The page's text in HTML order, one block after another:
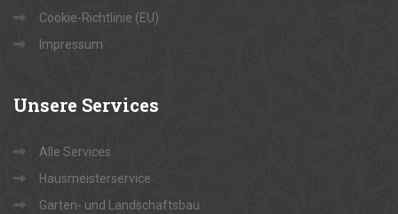
Cookie-Richtlinie (EU)
Impressum
Unsere Services
Alle Services
Hausmeisterservice
Garten- und Landschaftsbau